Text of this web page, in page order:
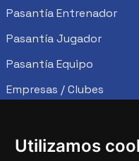
Utilizamos
Pasantía Entrenador
Pasantía Jugador
Pasantía Equipo
Empresas / Clubes